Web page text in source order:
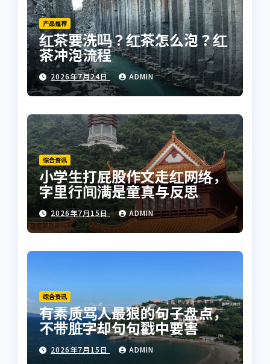
产品推荐
红茶要洗吗？红茶怎么泡？红
茶冲泡流程
2026年7月24日 ADMIN
综合资讯
小学生打屁股作文走红网络，
字里行间满是童真与反思
2026年7月15日 ADMIN
综合资讯
有素质骂人最狠的句子盘点，
不带脏字却句句戳中要害
2026年7月15日 ADMIN